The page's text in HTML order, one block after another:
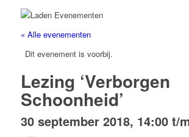
« Alle evenementen
Dit evenement is voorbij.
Lezing ‘Verborgen
Schoonheid’
30 september 2018, 14:00t/